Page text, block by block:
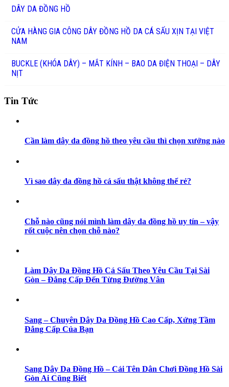
DÂY DA ĐỒNG HỒ
CỬA HÀNG GIA CÔNG DÂY ĐỒNG HỒ DA CÁ SẤU XỊN TẠI VIỆT
NAM
BUCKLE (KHÓA DÂY) – MẮT KÍNH – BAO DA ĐIỆN THOẠI – DÂY
NỊT
Tin Tức
Cần làm dây da đồng hồ theo yêu cầu thì chọn xưởng nào
Vì sao dây da đồng hồ cá sấu thật không thể rẻ?
Chỗ nào cũng nói mình làm dây da đồng hồ uy tín – vậy
rốt cuộc nên chọn chỗ nào?
Làm Dây Da Đồng Hồ Cá Sấu Theo Yêu Cầu Tại Sài
Gòn – Đẳng Cấp Đến Từng Đường Vân
Sang – Chuyên Dây Da Đồng Hồ Cao Cấp, Xứng Tầm
Đẳng Cấp Của Bạn
Sang Dây Da Đồng Hồ – Cái Tên Dân Chơi Đồng Hồ Sài
Gòn Ai Cũng Biết